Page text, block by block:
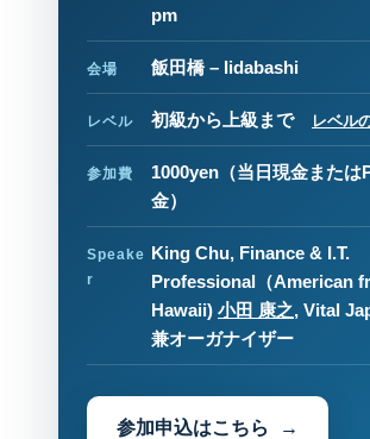
pm
会場 飯田橋 – Iidabashi
レベル 初級から上級まで レベル
参加費 1000yen （当日現金または
金）
Speake
r
King Chu, Finance & I.T.
Professional（American
Hawaii) 小田 康之, Vital
兼オーガナイザー
参加申込はこちら